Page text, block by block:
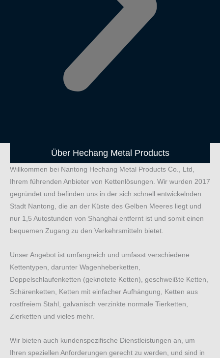
Über Hechang Metal Products
Willkommen bei Nantong Hechang Metal Products Co., Ltd,
Ihrem führenden Anbieter von Kettenlösungen. Wir wurden 2017
gegründet und befinden uns in der sich schnell entwickelnden
Stadt Nantong, die an der Küste des Gelben Meeres liegt und
nur 1,5 Autostunden von Shanghai entfernt ist und somit einen
bequemen Zugang zu den Verkehrsmitteln bietet.
Unser Angebot ist umfangreich und umfasst verschiedene
Kettentypen, darunter Wagenheberketten,
Doppelschlaufenketten (geknotete Ketten), geschweißte Ketten,
Schärenketten, Ketten mit einfacher Aufhängung, Ketten aus
rostfreiem Stahl, galvanisch verzinkte normale Tierketten,
Zierketten und vieles mehr.
Wir bieten auch kundenspezifische Dienstleistungen an, um
Ihren speziellen Anforderungen gerecht zu werden, und sind in